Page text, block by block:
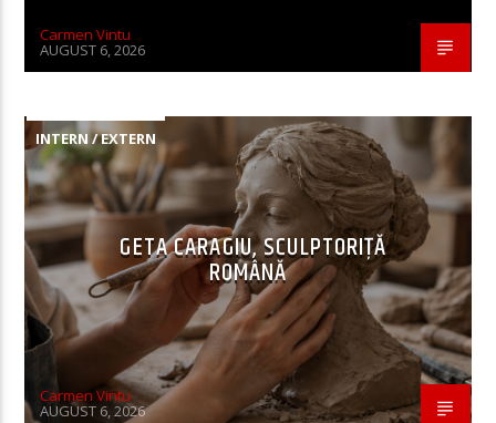
Carmen Vintu
AUGUST 6, 2026
INTERN / EXTERN
GETA CARAGIU, SCULPTORIȚĂ
ROMÂNĂ
Carmen Vintu
AUGUST 6, 2026